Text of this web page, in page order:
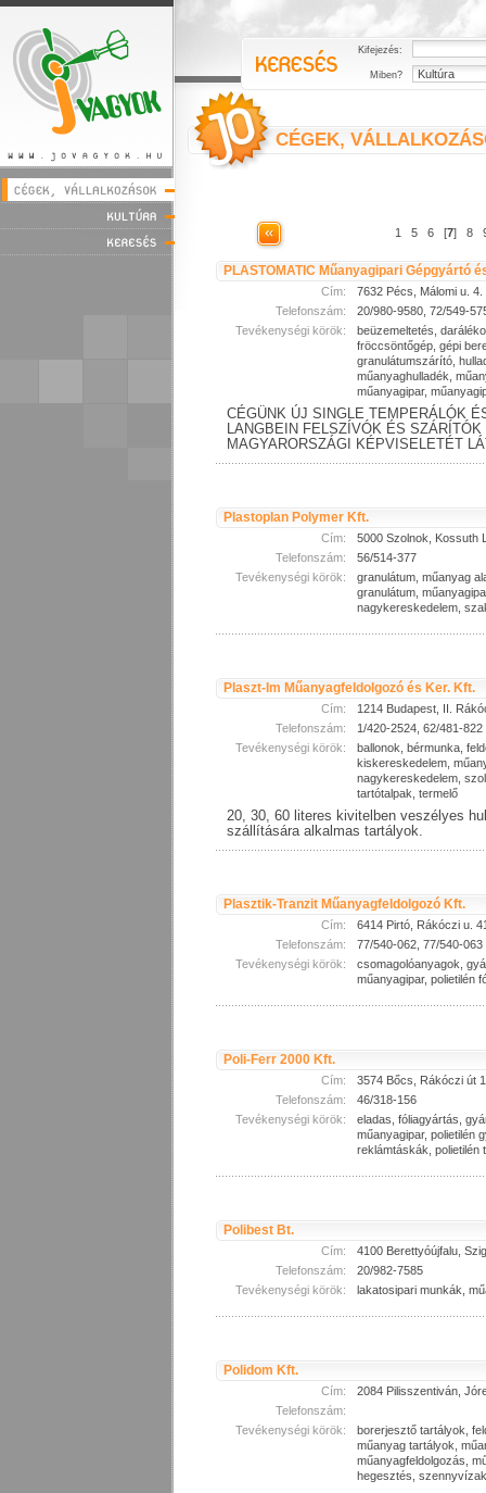
Kifejezés:
Miben?
CÉGEK,
1 5 6 [7] 8
PLASTOMATIC Műanyagipari Gépgyártó
Cím:
7632 Pécs, Málomi u. 4.
Telefonszám:
20/980-9580, 72/549-
Tevékenységi körök:
beüzemeltetés,
fröccsöntőgép, gépi
granulátumszárító,
műanyaghulladék,
műanyagipar,
CÉGÜNK ÚJ SINGLE TEMPERÁLÓK
LANGBEIN FELSZÍVÓK ÉS
MAGYARORSZÁGI KÉPVISELETÉT
Plastoplan Polymer Kft.
Cím:
5000 Szolnok, Kossuth
Telefonszám:
56/514-377
Tevékenységi körök:
granulátum, műanyag
granulátum,
nagykereskedelem,
Plaszt-Im Műanyagfeldolgozó és Ker. Kft.
Cím:
1214 Budapest, II.
Telefonszám:
1/420-2524, 62/481-822
Tevékenységi körök:
ballonok, bérmunka,
kiskereskedelem,
nagykereskedelem,
tartótalpak, termelő
20, 30, 60 literes kivitelben veszélyes
szállítására alkalmas tartályok.
Plasztik-Tranzit Műanyagfeldolgozó Kft.
Cím:
6414 Pirtó, Rákóczi u.
Telefonszám:
77/540-062, 77/540-063
Tevékenységi körök:
csomagolóanyagok,
műanyagipar, polietilén
Poli-Ferr 2000 Kft.
Cím:
3574 Bőcs, Rákóczi út
Telefonszám:
46/318-156
Tevékenységi körök:
eladas, fóliagyártás,
műanyagipar, polietilén
reklámtáskák, polietilén
Polibest Bt.
Cím:
4100 Berettyóújfalu,
Telefonszám:
20/982-7585
Tevékenységi körök:
lakatosipari munkák,
Polidom Kft.
Cím:
2084 Pilisszentiván,
Telefonszám:
Tevékenységi körök:
borerjesztő tartályok,
műanyag tartályok,
műanyagfeldolgozás,
hegesztés,